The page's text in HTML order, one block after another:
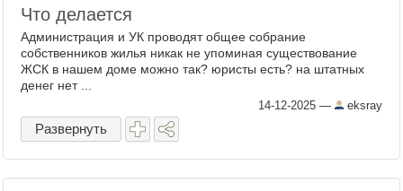
Что делается
Администрация и УК проводят общее собрание
собственников жилья никак не упоминая существование
ЖСК в нашем доме можно так? юристы есть? на штатных
денег нет ...
14-12-2025 — eksray
Развернуть